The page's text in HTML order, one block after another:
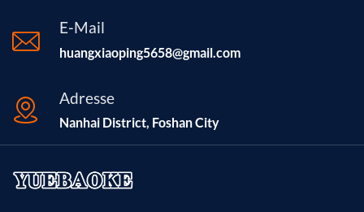
E-Mail
huangxiaoping5658@gmail.com
Adresse
Nanhai District, Foshan City